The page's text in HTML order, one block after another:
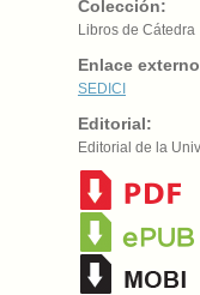
Colección:
Libros de Cátedra
Enlace
SEDICI
Editorial:
Editorial de la